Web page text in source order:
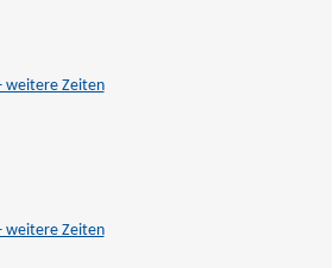
weitere Zeiten
weitere Zeiten